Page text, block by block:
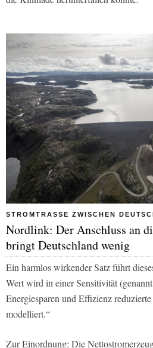
STROMTRASSE ZWISCHEN
Nordlink: Der Anschluss an
bringt Deutschland wenig
Ein harmlos wirkender Satz führt
Wert wird in einer Sensitivität
Energiesparen und Effizienz
modelliert.“
Zur Einordnung: Die